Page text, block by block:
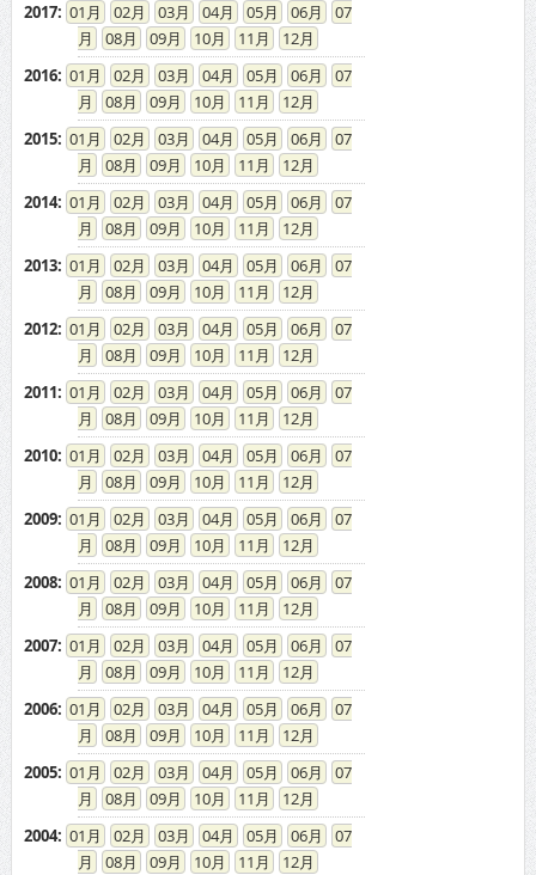
2017: 01 02 03 04 05 06
07
08
09 10 11
12
2016: 01 02 03 04 05 06
07
08
09 10 11
12
2015: 01 02 03 04 05 06
07
08
09 10 11
12
2014: 01 02 03 04 05 06
07
08
09 10 11
12
2013: 01 02 03 04 05 06
07
08
09 10 11
12
2012: 01 02 03 04 05 06
07
08
09 10 11
12
2011: 01 02 03 04 05 06
07
08
09 10 11
12
2010: 01 02 03 04 05 06
07
08
09 10 11
12
2009: 01 02 03 04 05 06
07
08
09 10 11
12
2008: 01 02 03 04 05 06
07
08
09 10 11
12
2007: 01 02 03 04 05 06
07
08
09 10 11
12
2006: 01 02 03 04 05 06
07
08
09 10 11
12
2005: 01 02 03 04 05 06
07
08
09 10 11
12
2004: 01 02 03 04 05 06
07
08
09 10 11
12